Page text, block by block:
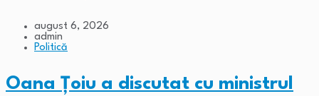
august 6, 2026
admin
Politică
Oana Țoiu a discutat cu ministrul